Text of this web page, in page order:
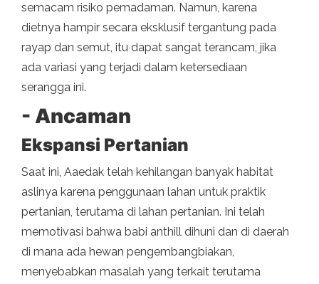
semacam risiko pemadaman. Namun, karena
dietnya hampir secara eksklusif tergantung pada
rayap dan semut, itu dapat sangat terancam, jika
ada variasi yang terjadi dalam ketersediaan
serangga ini.
- Ancaman
Ekspansi Pertanian
Saat ini, Aaedak telah kehilangan banyak habitat
aslinya karena penggunaan lahan untuk praktik
pertanian, terutama di lahan pertanian. Ini telah
memotivasi bahwa babi anthill dihuni dan di daerah
di mana ada hewan pengembangbiakan,
menyebabkan masalah yang terkait terutama